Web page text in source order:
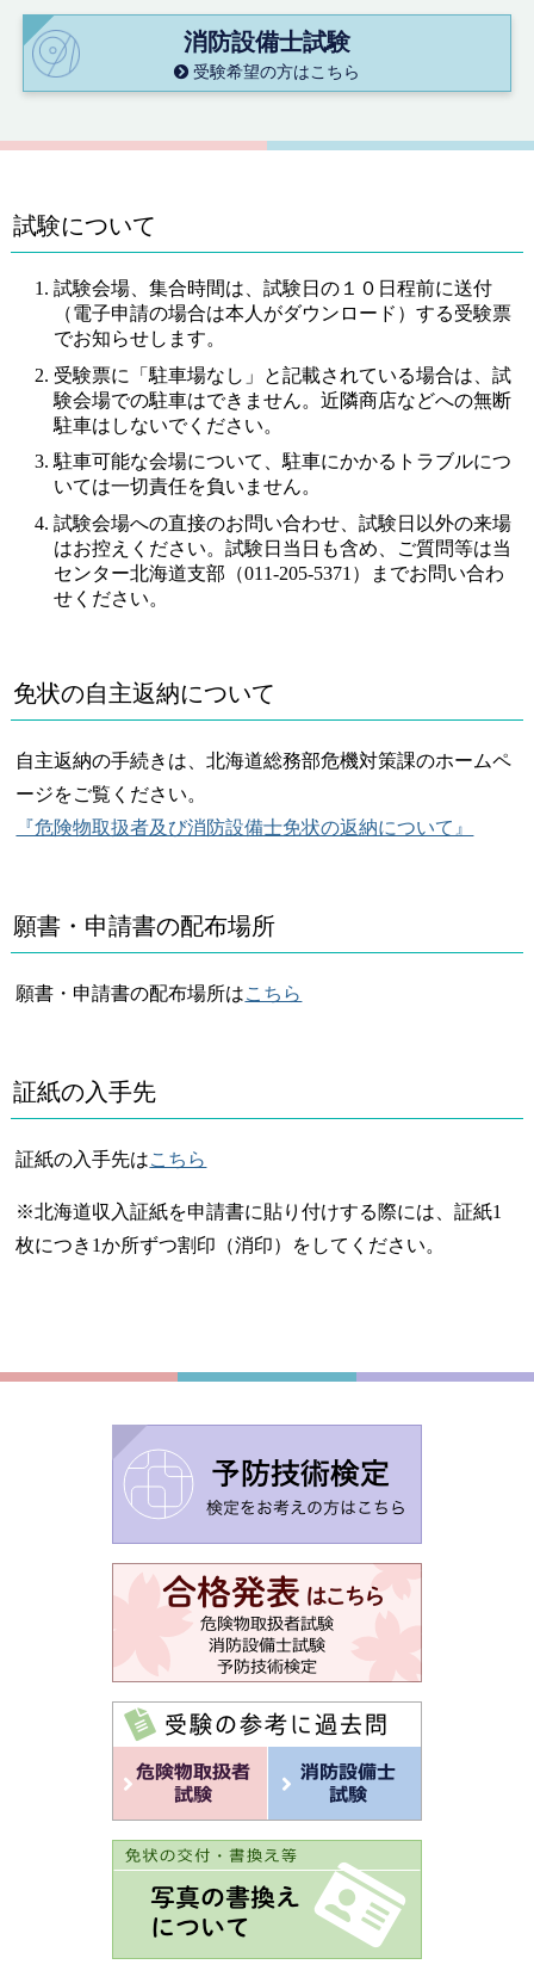
消防設備士試験
受験希望の方はこちら
試験について
試験会場、集合時間は、試験日の１０日程前に送付
（電子申請の場合は本人がダウンロード）する受験票
でお知らせします。
受験票に「駐車場なし」と記載されている場合は、試
験会場での駐車はできません。近隣商店などへの無断
駐車はしないでください。
駐車可能な会場について、駐車にかかるトラブルにつ
いては一切責任を負いません。
試験会場への直接のお問い合わせ、試験日以外の来場
はお控えください。試験日当日も含め、ご質問等は当
センター北海道支部（011-205-5371）までお問い合わ
せください。
免状の自主返納について
自主返納の手続きは、北海道総務部危機対策課のホームペ
ージをご覧ください。
『危険物取扱者及び消防設備士免状の返納について』
願書・申請書の配布場所
願書・申請書の配布場所はこちら
証紙の入手先
証紙の入手先はこちら
※北海道収入証紙を申請書に貼り付けする際には、証紙1
枚につき1か所ずつ割印（消印）をしてください。